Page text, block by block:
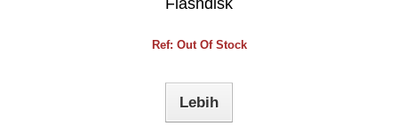
Ref: Out Of Stock
Lebih